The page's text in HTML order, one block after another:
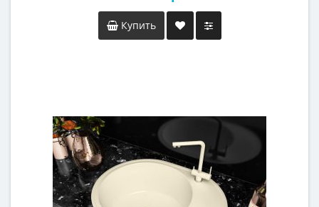
Купить